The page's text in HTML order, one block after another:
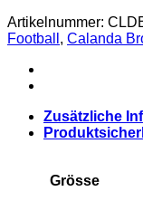
BLACKLINE
Menge
Artikelnummer:
Football , Calanda
Zusätzliche
Grösse